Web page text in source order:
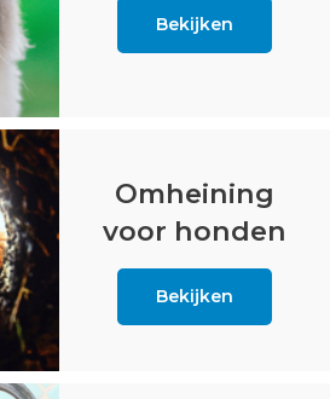
Bekijken
Omheining
voor honden
Bekijken